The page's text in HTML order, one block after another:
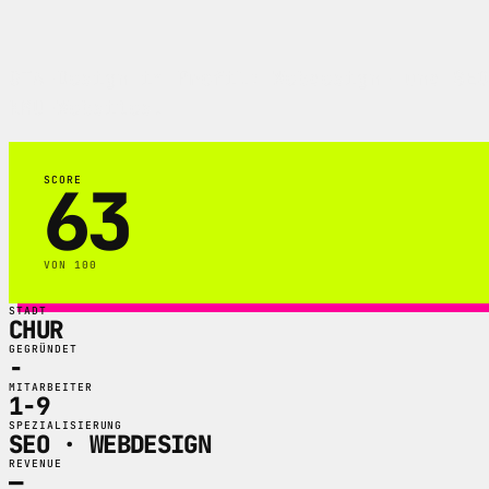
SCORE
63
VON 100
STADT
CHUR
GEGRÜNDET
-
MITARBEITER
1-9
SPEZIALISIERUNG
SEO · WEBDESIGN
REVENUE
—